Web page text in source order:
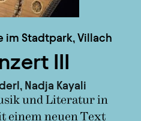
im Stadtpark, Villach
III
Nadja Kayali
und Literatur in
einem neuen Text